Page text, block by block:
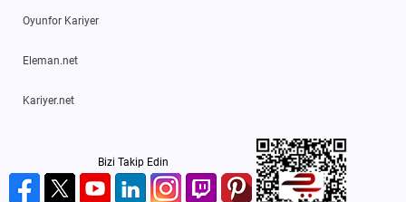
Oyunfor Kariyer
Eleman.net
Kariyer.net
Bizi Takip Edin